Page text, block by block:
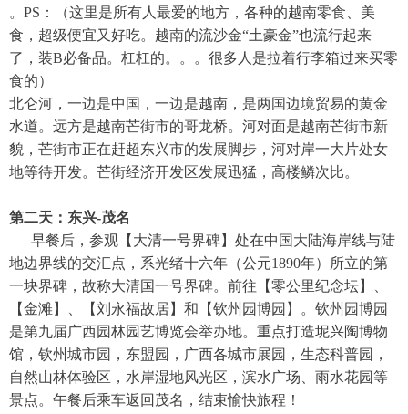
。PS：（这里是所有人最爱的地方，各种的越南零食、美
食，超级便宜又好吃。越南的流沙金“土豪金”也流行起来
了，装B必备品。杠杠的。。。很多人是拉着行李箱过来买零
食的）
北仑河，一边是中国，一边是越南，是两国边境贸易的黄金
水道。远方是越南芒街市的哥龙桥。河对面是越南芒街市新
貌，芒街市正在赶超东兴市的发展脚步，河对岸一大片处女
地等待开发。芒街经济开发区发展迅猛，高楼鳞次比。
第二天：东兴-茂名
早餐后，参观【大清一号界碑】处在中国大陆海岸线与陆
地边界线的交汇点，系光绪十六年（公元1890年）所立的第
一块界碑，故称大清国一号界碑。前往【零公里纪念坛】、
【金滩】、【刘永福故居】和【钦州园博园】。钦州园博园
是第九届广西园林园艺博览会举办地。重点打造坭兴陶博物
馆，钦州城市园，东盟园，广西各城市展园，生态科普园，
自然山林体验区，水岸湿地风光区，滨水广场、雨水花园等
景点。午餐后乘车返回茂名，结束愉快旅程！